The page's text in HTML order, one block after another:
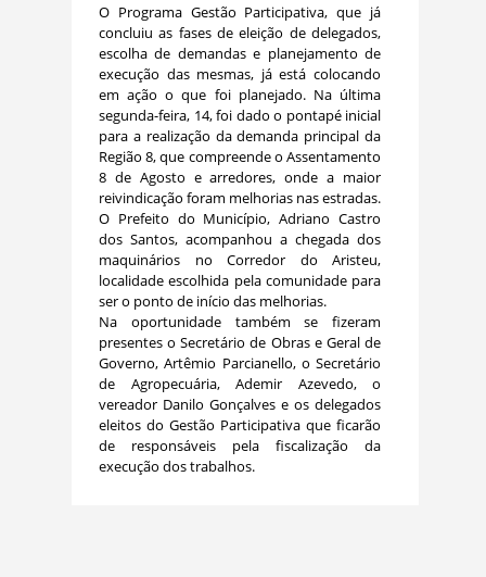
O Programa Gestão Participativa, que já
concluiu as fases de eleição de delegados,
escolha de demandas e planejamento de
execução das mesmas, já está colocando
em ação o que foi planejado. Na última
segunda-feira, 14, foi dado o pontapé inicial
para a realização da demanda principal da
Região 8, que compreende o Assentamento
8 de Agosto e arredores, onde a maior
reivindicação foram melhorias nas estradas.
O Prefeito do Município, Adriano Castro
dos Santos, acompanhou a chegada dos
maquinários no Corredor do Aristeu,
localidade escolhida pela comunidade para
ser o ponto de início das melhorias.
Na oportunidade também se fizeram
presentes o Secretário de Obras e Geral de
Governo, Artêmio Parcianello, o Secretário
de Agropecuária, Ademir Azevedo, o
vereador Danilo Gonçalves e os delegados
eleitos do Gestão Participativa que ficarão
de responsáveis pela fiscalização da
execução dos trabalhos.